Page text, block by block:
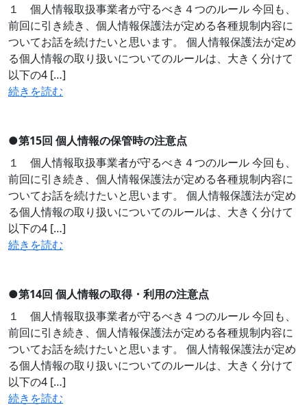
１ 個人情報取扱事業者が守るべき４つのルール 今回も、
前回に引き続き、個人情報保護法が定める各種規制内容に
ついてお話を続けたいと思います。 個人情報保護法が定め
る個人情報の取り扱いについてのルールは、大きく分けて
以下の4 […]
続きを読む
●第15回 個人情報の保管時の注意点
１ 個人情報取扱事業者が守るべき４つのルール 今回も、
前回に引き続き、個人情報保護法が定める各種規制内容に
ついてお話を続けたいと思います。 個人情報保護法が定め
る個人情報の取り扱いについてのルールは、大きく分けて
以下の4 […]
続きを読む
●第14回 個人情報の取得・利用の注意点
１ 個人情報取扱事業者が守るべき４つのルール 今回も、
前回に引き続き、個人情報保護法が定める各種規制内容に
ついてお話を続けたいと思います。 個人情報保護法が定め
る個人情報の取り扱いについてのルールは、大きく分けて
以下の4 […]
続きを読む